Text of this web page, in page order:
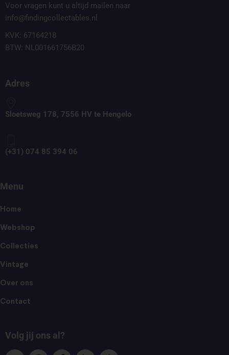
Voor vragen kunt u altijd mailen naar
info@findingcollectables.nl
KVK: 67164218
BTW: NL001661756B20
Adres
Sloetsweg 178, 7556 HV te Hengelo
(+31) 074 85 394 06
Menu
Home
Webshop
Collecties
Vintage
Over ons
Contact
Volg jij ons al?